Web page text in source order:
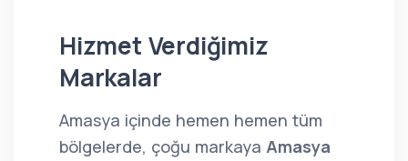
Hizmet Verdiğimiz
Markalar
Amasya içinde hemen hemen tüm
bölgelerde, çoğu markaya Amasya